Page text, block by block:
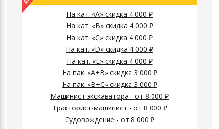
На кат. «А» скидка 4 000 ₽
На кат. «B» скидка 4 000 ₽
На кат. «C» скидка 4 000 ₽
На кат. «D» скидка 4 000 ₽
На кат. «E» скидка 4 000 ₽
На пак. «A+B» скидка 3 000 ₽
На пак. «B+C» скидка 3 000 ₽
Машинист экскаватора - от 8 000 ₽
Тракторист-машинист - от 8 000 ₽
Судовождение - от 8 000 ₽